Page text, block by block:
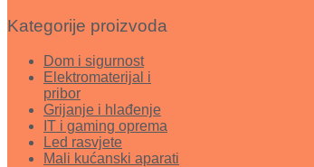
Kategorije proizvoda
Dom i sigurnost
Elektromaterijal i
pribor
Grijanje i hlađenje
IT i gaming oprema
Led rasvjete
Mali kućanski aparati